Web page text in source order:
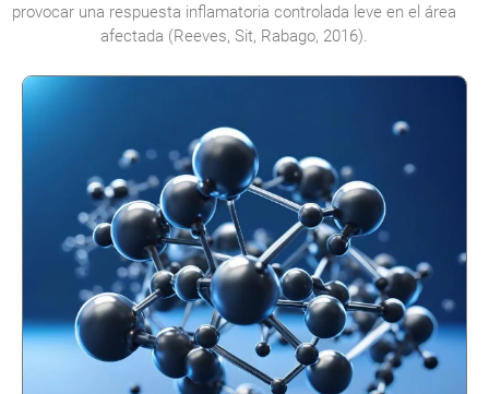
provocar una respuesta inflamatoria controlada leve en el área
afectada (Reeves, Sit, Rabago, 2016).